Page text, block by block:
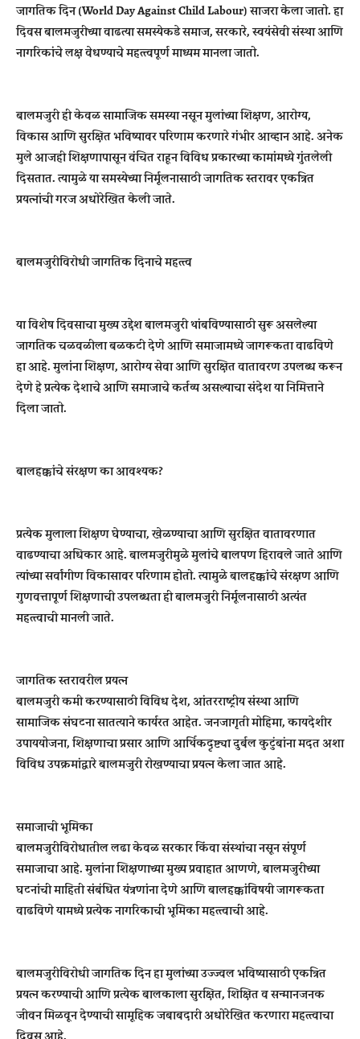
जागतिक दिन (World Day Against Child Labour) साजरा केला जातो. हा
दिवस बालमजुरीच्या वाढत्या समस्येकडे समाज, सरकारे, स्वयंसेवी संस्था आणि
नागरिकांचे लक्ष वेधण्याचे महत्त्वपूर्ण माध्यम मानला जातो.
बालमजुरी ही केवळ सामाजिक समस्या नसून मुलांच्या शिक्षण, आरोग्य,
विकास आणि सुरक्षित भविष्यावर परिणाम करणारे गंभीर आव्हान आहे. अनेक
मुले आजही शिक्षणापासून वंचित राहून विविध प्रकारच्या कामांमध्ये गुंतलेली
दिसतात. त्यामुळे या समस्येच्या निर्मूलनासाठी जागतिक स्तरावर एकत्रित
प्रयत्नांची गरज अधोरेखित केली जाते.
बालमजुरीविरोधी जागतिक दिनाचे महत्त्व
या विशेष दिवसाचा मुख्य उद्देश बालमजुरी थांबविण्यासाठी सुरू असलेल्या
जागतिक चळवळीला बळकटी देणे आणि समाजामध्ये जागरूकता वाढविणे
हा आहे. मुलांना शिक्षण, आरोग्य सेवा आणि सुरक्षित वातावरण उपलब्ध करून
देणे हे प्रत्येक देशाचे आणि समाजाचे कर्तव्य असल्याचा संदेश या निमित्ताने
दिला जातो.
बालहक्कांचे संरक्षण का आवश्यक?
प्रत्येक मुलाला शिक्षण घेण्याचा, खेळण्याचा आणि सुरक्षित वातावरणात
वाढण्याचा अधिकार आहे. बालमजुरीमुळे मुलांचे बालपण हिरावले जाते आणि
त्यांच्या सर्वांगीण विकासावर परिणाम होतो. त्यामुळे बालहक्कांचे संरक्षण आणि
गुणवत्तापूर्ण शिक्षणाची उपलब्धता ही बालमजुरी निर्मूलनासाठी अत्यंत
महत्त्वाची मानली जाते.
जागतिक स्तरावरील प्रयत्न
बालमजुरी कमी करण्यासाठी विविध देश, आंतरराष्ट्रीय संस्था आणि
सामाजिक संघटना सातत्याने कार्यरत आहेत. जनजागृती मोहिमा, कायदेशीर
उपाययोजना, शिक्षणाचा प्रसार आणि आर्थिकदृष्ट्या दुर्बल कुटुंबांना मदत अशा
विविध उपक्रमांद्वारे बालमजुरी रोखण्याचा प्रयत्न केला जात आहे.
समाजाची भूमिका
बालमजुरीविरोधातील लढा केवळ सरकार किंवा संस्थांचा नसून संपूर्ण
समाजाचा आहे. मुलांना शिक्षणाच्या मुख्य प्रवाहात आणणे, बालमजुरीच्या
घटनांची माहिती संबंधित यंत्रणांना देणे आणि बालहक्कांविषयी जागरूकता
वाढविणे यामध्ये प्रत्येक नागरिकाची भूमिका महत्त्वाची आहे.
बालमजुरीविरोधी जागतिक दिन हा मुलांच्या उज्ज्वल भविष्यासाठी एकत्रित
प्रयत्न करण्याची आणि प्रत्येक बालकाला सुरक्षित, शिक्षित व सन्मानजनक
जीवन मिळवून देण्याची सामूहिक जबाबदारी अधोरेखित करणारा महत्त्वाचा